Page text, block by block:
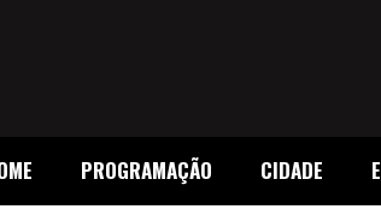
PROGRAMAÇÃO CIDADE